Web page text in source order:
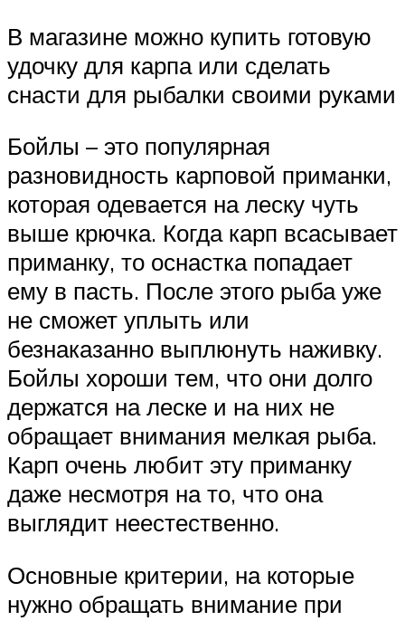
В магазине можно купить готовую
удочку для карпа или сделать
снасти для рыбалки своими руками
Бойлы – это популярная
разновидность карповой приманки,
которая одевается на леску чуть
выше крючка. Когда карп всасывает
приманку, то оснастка попадает
ему в пасть. После этого рыба уже
не сможет уплыть или
безнаказанно выплюнуть наживку.
Бойлы хороши тем, что они долго
держатся на леске и на них не
обращает внимания мелкая рыба.
Карп очень любит эту приманку
даже несмотря на то, что она
выглядит неестественно.
Основные критерии, на которые
нужно обращать внимание при